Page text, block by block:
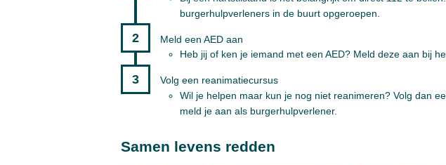
burgerhulpverleners in de buurt opgeroepen.
Meld een AED aan
Heb jij of ken je iemand met een AED? Meld deze aan bij
Volg een reanimatiecursus
Wil je helpen maar kun je nog niet reanimeren? Volg dan
meld je aan als burgerhulpverlener.
Samen levens redden